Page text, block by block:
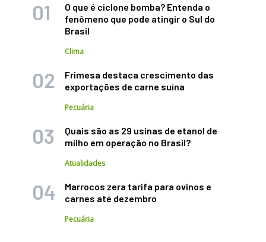
O que é ciclone bomba? Entenda o
fenômeno que pode atingir o Sul do
Brasil
Clima
Frimesa destaca crescimento das
exportações de carne suína
Pecuária
Quais são as 29 usinas de etanol de
milho em operação no Brasil?
Atualidades
Marrocos zera tarifa para ovinos e
carnes até dezembro
Pecuária